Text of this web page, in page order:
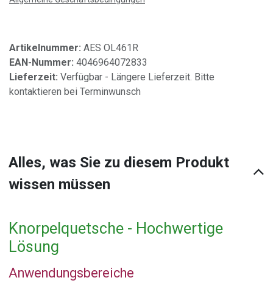
Artikelnummer: AES OL461R
EAN-Nummer: 4046964072833
Lieferzeit: Verfügbar - Längere Lieferzeit. Bitte
kontaktieren bei Terminwunsch
Alles, was Sie zu diesem Produkt
wissen müssen
Knorpelquetsche - Hochwertige
Lösung
Anwendungsbereiche